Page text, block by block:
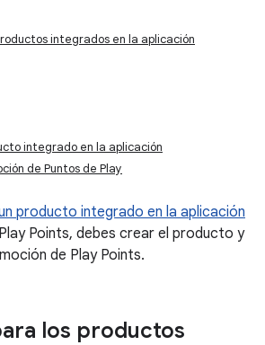
integrados en la aplicación
integrado en la aplicación
de Puntos de Play
producto integrado en la aplicación
Points, debes crear el producto y
de Play Points.
los productos